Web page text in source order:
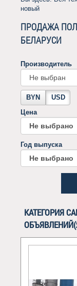
новый
ПРОДАЖА
БЕЛАРУСИ
Производитель
BYN
USD
Цена
Год выпуска
КАТЕГОРИЯ